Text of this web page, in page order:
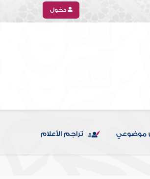
دخول
موضوعي تراجم الأعلام